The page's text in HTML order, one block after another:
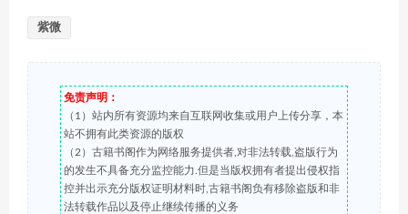
紫微
免责声明：
（1）站内所有资源均来自互联网收集或用户上传分享，本
站不拥有此类资源的版权
（2）古籍书阁作为网络服务提供者,对非法转载,盗版行为
的发生不具备充分监控能力.但是当版权拥有者提出侵权指
控并出示充分版权证明材料时,古籍书阁负有移除盗版和非
法转载作品以及停止继续传播的义务